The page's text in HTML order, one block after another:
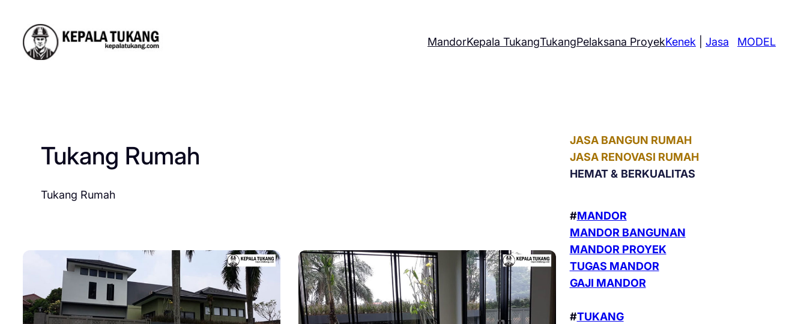
content
MandorKepala TukangTukangPelaksana ProyekKenek |Jasa MODEL
Tukang Rumah
Tukang Rumah
JASA BANGUN RUMAH
JASA RENOVASI RUMAH
HEMAT & BERKUALITAS
#MANDOR
MANDOR BANGUNAN
MANDOR PROYEK
TUGAS MANDOR
GAJI MANDOR
#TUKANG